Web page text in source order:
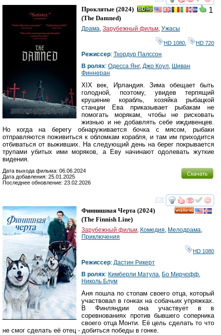
смотреть
1
Проклятые (2024)
(The Damned)
Драма Зарубежный фильм Ужасы
HD 1080 HD 720
Режиссер: Тхордур Палссон
В ролях: Одесса Янг, Джо Коул Шиван
Финнеран
XIX век, Ирландия. Зима обещает быть
голодной, поэтому, увидев терпящий
крушение корабль, хозяйка рыбацкой
станции Ева приказывает рыбакам не
помогать морякам, чтобы не рисковать
жизнью и не добавлять себе иждивенцев.
Но когда на берегу обнаруживается бочка с мясом, рыбаки
отправляются поживиться к обломкам корабля, и там им приходится
отбиваться от выживших. На следующий день на берег покрывается
трупами убитых ими моряков, а Еву начинают одолевать жуткие
видения.
Скачать
Дата выхода фильма: 06.06.2024
Дата добавления: 25.01.2025
Последнее обновление: 23.02.2026
смотреть
Финнишная Черта (2024)
(The Finnish Line)
Зарубежный фильм, Комедия, Мелодрама,
Приключения
HD 1080
Режиссер: Дастин Рикерт
В ролях: Кимберли Матула, Бо Мирчофф,
Николь Блум
Аня пошла по стопам своего отца, который
участвовал в гонках на собачьих упряжках.
В Финляндии она участвует в в
соревнованиях против бывшего соперника
своего отца Монти. Её цель сделать то что
не смог сделать её отец - добиться победы в гонке.